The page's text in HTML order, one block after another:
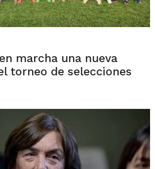
marcha una nueva
torneo de selecciones